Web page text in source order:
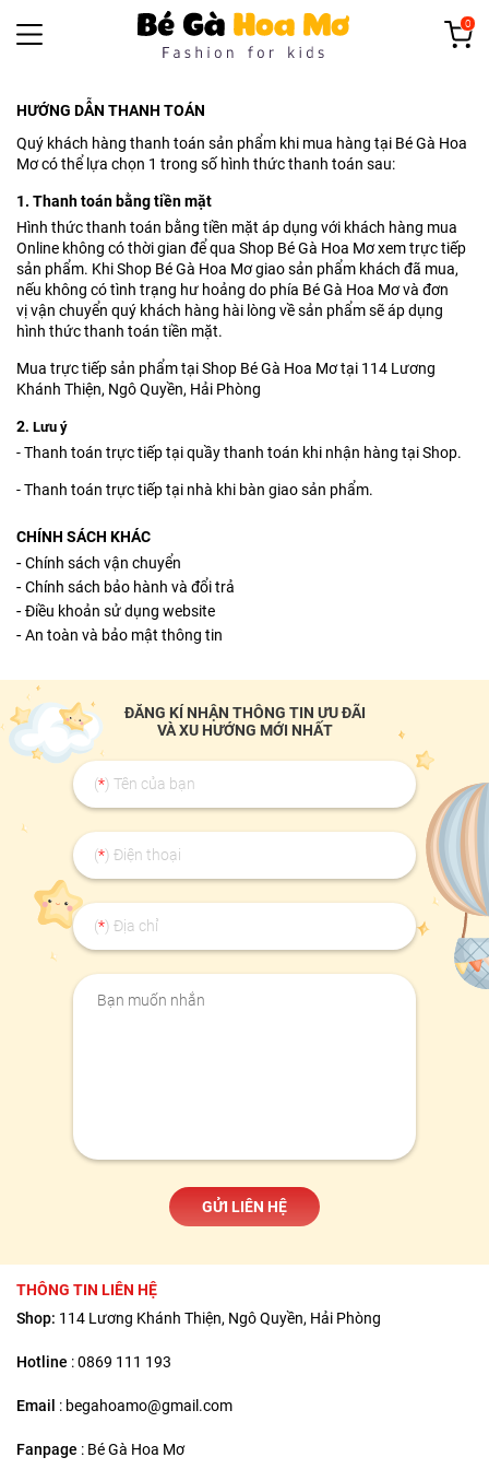
0
HƯỚNG DẪN THANH TOÁN
Quý khách hàng thanh toán sản phẩm khi mua hàng tại Bé Gà Hoa
Mơ có thể lựa chọn 1 trong số hình thức thanh toán sau:
1. Thanh toán bằng tiền mặt
Hình thức thanh toán bằng tiền mặt áp dụng với khách hàng mua
Online không có thời gian để qua Shop Bé Gà Hoa Mơ xem trực tiếp
sản phẩm. Khi Shop Bé Gà Hoa Mơ giao sản phẩm khách đã mua,
nếu không có tình trạng hư hoảng do phía Bé Gà Hoa Mơ và đơn
vị vận chuyển quý khách hàng hài lòng về sản phẩm sẽ áp dụng
hình thức thanh toán tiền mặt.
Mua trực tiếp sản phẩm tại Shop Bé Gà Hoa Mơ tại 114 Lương
Khánh Thiện, Ngô Quyền, Hải Phòng
2. Lưu ý
- Thanh toán trực tiếp tại quầy thanh toán khi nhận hàng tại Shop.
- Thanh toán trực tiếp tại nhà khi bàn giao sản phẩm.
CHÍNH SÁCH KHÁC
-Chính sách vận chuyển
-Chính sách bảo hành và đổi trả
-Điều khoản sử dụng website
-An toàn và bảo mật thông tin
ĐĂNG KÍ NHẬN THÔNG TIN ƯU ĐÃI
VÀ XU HƯỚNG MỚI NHẤT
(*) Tên của bạn
(*) Điện thoại
(*) Địa chỉ
THÔNG TIN LIÊN HỆ
Shop: 114 Lương Khánh Thiện, Ngô Quyền, Hải Phòng
Hotline :0869 111 193
Email : begahoamo@gmail.com
Fanpage : Bé Gà Hoa Mơ